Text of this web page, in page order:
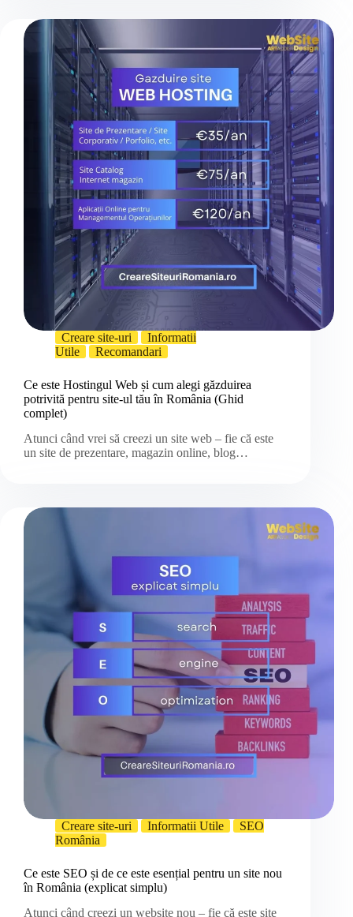
Creare site-uri
Informatii
Utile
Recomandari
Ce este Hostingul Web și cum alegi găzduirea
potrivită pentru site-ul tău în România (Ghid
complet)
Atunci când vrei să creezi un site web – fie că este
un site de prezentare, magazin online, blog…
Creare site-uri Informatii Utile
SEO
România
Ce este SEO și de ce este esențial pentru un site nou
în România (explicat simplu)
Atunci când creezi un website nou – fie că este site